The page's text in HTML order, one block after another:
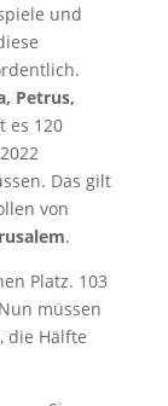
und
Petrus,
es 120
Das gilt
von
.
Platz. 103
müssen
die Hälfte